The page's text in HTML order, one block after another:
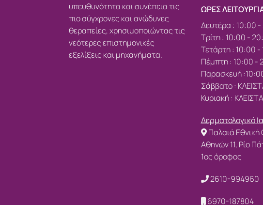
υπευθυνότητα και συνέπεια τις
πιο σύγχρονες και ανώδυνες
θεραπείες, χρησιμοποιώντας τις
νεότερες επιστημονικές
εξελίξεις και μηχανήματα.
ΩΡΕΣ
Δευτέρα : 10:00
Τρίτη : 10:00 -
Τετάρτη : 10:00 -
Πέμπτη : 10:00 -
Παρασκευή
Σάββατο :
Κυριακή : ΚΛΕΙΣΤΑ
Δερματολογικό
Παλαιά
Αθηνών 11, Ρίο
1ος όροφος
2610-994960
6970-187804